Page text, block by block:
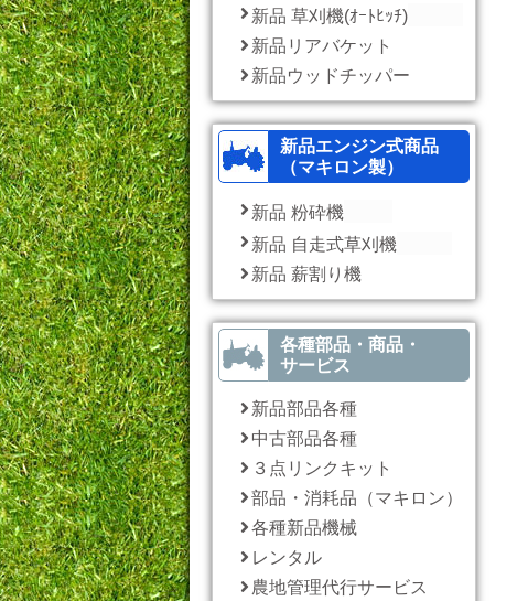
新品 草刈機(ｵｰﾄﾋｯﾁ)
新品リアバケット
新品ウッドチッパー
新品エンジン式商品
（マキロン製）
新品 粉砕機
新品 自走式草刈機
新品 薪割り機
各種部品・商品・
サービス
新品部品各種
中古部品各種
３点リンクキット
部品・消耗品（マキロン）
各種新品機械
レンタル
農地管理代行サービス